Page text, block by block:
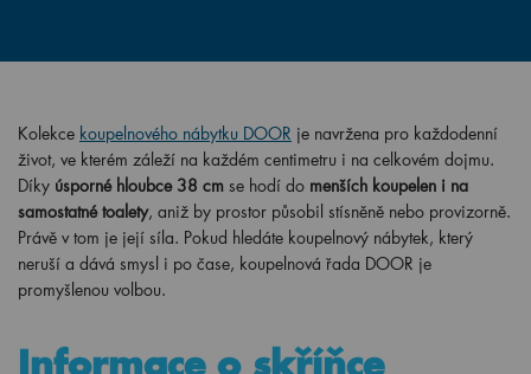
Kolekce koupelnového nábytku DOOR je navržena pro každodenní
život, ve kterém záleží na každém centimetru i na celkovém dojmu.
Díky úsporné hloubce 38 cm se hodí do menších koupelen i na
samostatné toalety, aniž by prostor působil stísněně nebo provizorně.
Právě v tom je její síla. Pokud hledáte koupelnový nábytek, který
neruší a dává smysl i po čase, koupelnová řada DOOR je
promyšlenou volbou.
Informace o skříňce